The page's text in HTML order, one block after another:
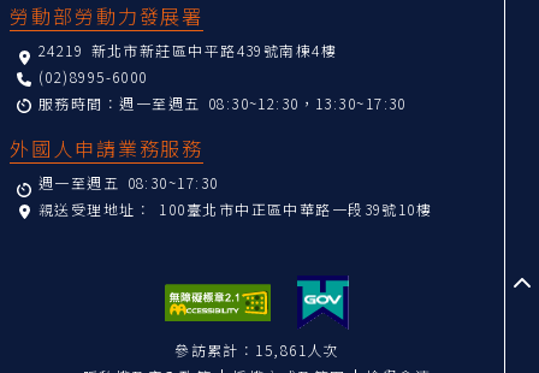
勞動部勞動力發展署
24219 新北市新莊區中平路439號南棟4樓
(02)8995-6000
服務時間：週一至週五 08:30~12:30，13:30~17:30
外國人申請業務服務
週一至週五 08:30~17:30
親送受理地址： 100臺北市中正區中華路一段39號10樓
參訪累計：15,861人次
至